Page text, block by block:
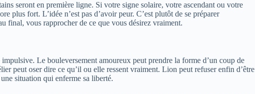
seront en première ligne. Si votre signe solaire, votre ascendant ou votre
plus fort. L’idée n’est pas d’avoir peur. C’est plutôt de se préparer
final, vous rapprocher de ce que vous désirez vraiment.
Le bouleversement amoureux peut prendre la forme d’un coup de
peut oser dire ce qu’il ou elle ressent vraiment. Lion peut refuser enfin d’être
situation qui enferme sa liberté.